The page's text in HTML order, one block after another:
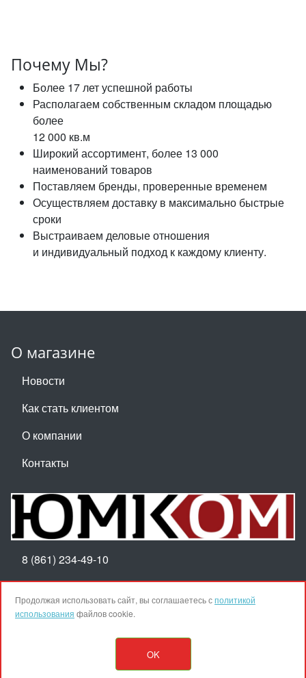
Почему Мы?
Более 17 лет успешной работы
Располагаем собственным складом площадью
более
12 000 кв.м
Широкий ассортимент, более 13 000
наименований товаров
Поставляем бренды, проверенные временем
Осуществляем доставку в максимально быстрые
сроки
Выстраиваем деловые отношения
и индивидуальный подход к каждому клиенту.
О магазине
Новости
Как стать клиентом
О компании
Контакты
8 (861) 234-49-10
Пн-Пт 8:30-17:30
© ООО ТПК "ЮМКОМ", 2025
Продолжая использовать сайт, вы соглашаетесь сполитикой
использования файлов cookie.
OK